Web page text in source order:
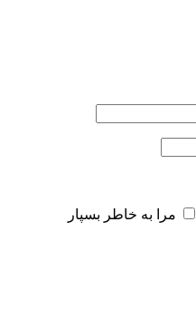
مرا به خاطر بسپار